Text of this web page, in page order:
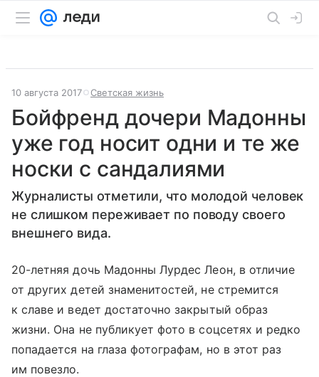
10 августа 2017 Светская жизнь
Бойфренд дочери Мадонны
уже год носит одни и те же
носки с сандалиями
Журналисты отметили, что молодой человек
не слишком переживает по поводу своего
внешнего вида.
20-летняя дочь Мадонны Лурдес Леон, в отличие
от других детей знаменитостей, не стремится
к славе и ведет достаточно закрытый образ
жизни. Она не публикует фото в соцсетях и редко
попадается на глаза фотографам, но в этот раз
им повезло.